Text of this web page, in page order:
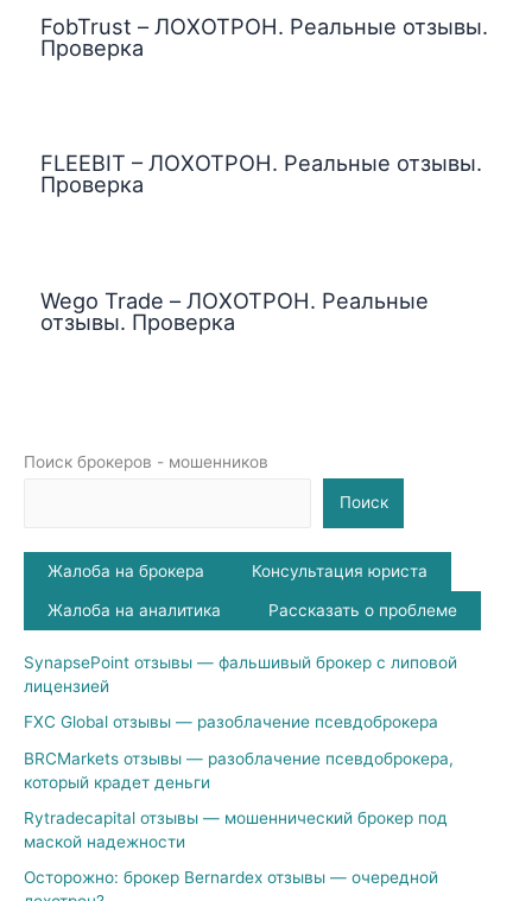
Поиск брокеров - мошенников
Поиск
Жалоба на брокера Консультация юриста
Жалоба на аналитика Рассказать о проблеме
SynapsePoint отзывы — фальшивый брокер с липовой
лицензией
FXC Global отзывы — разоблачение псевдоброкера
BRCMarkets отзывы — разоблачение псевдоброкера,
который крадет деньги
Rytradecapital отзывы — мошеннический брокер под
маской надежности
Осторожно: брокер Bernardex отзывы — очередной
FobTrust – ЛОХОТРОН. Реальные отзывы.
Проверка
FLEEBIT – ЛОХОТРОН. Реальные отзывы.
Проверка
Wego Trade – ЛОХОТРОН. Реальные
отзывы. Проверка